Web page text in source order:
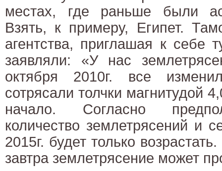
местах, где раньше были
Взять, к примеру, Египет.
агентства, приглашая к себе
заявляли: «У нас
октября 2010г. все
сотрясали толчки магнитудой
начало. Согласно
количество землетрясений и
2015г. будет только
завтра землетрясение может